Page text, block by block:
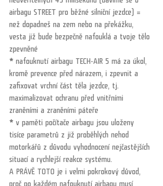
airbagu STREET pro běžné silniční jezdce) =
než dopadneš na zem nebo na překážku,
vesta již bude bezpečně nafouklá a tvoje tělo
zpevněné
* nafouknutí airbagu TECH-AIR 5 má za úkol,
kromě prevence před nárazem, i zpevnit a
zafixovat vrchní část těla jezdce, tj.
maximalizovat ochranu před vnitřními
zraněními a zraněními páteře
* v paměti počítače airbagu jsou uloženy
tisíce parametrů z již proběhlých nehod
motorkářů z důvodu vyhodnocení nejčastějších
situací a rychlejší reakce systému.
A PRÁVĚ TOTO je i velmi pokrokový důvod,
proč po každém nafouknutí airbagu musí